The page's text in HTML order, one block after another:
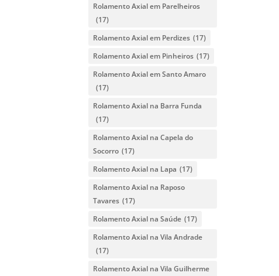
Rolamento Axial em Parelheiros
(17)
Rolamento Axial em Perdizes (17)
Rolamento Axial em Pinheiros (17)
Rolamento Axial em Santo Amaro
(17)
Rolamento Axial na Barra Funda
(17)
Rolamento Axial na Capela do
Socorro (17)
Rolamento Axial na Lapa (17)
Rolamento Axial na Raposo
Tavares (17)
Rolamento Axial na Saúde (17)
Rolamento Axial na Vila Andrade
(17)
Rolamento Axial na Vila Guilherme